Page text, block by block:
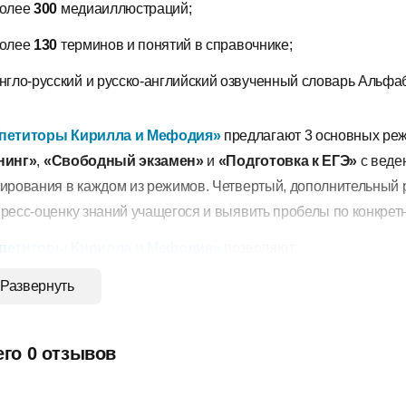
300 медиаиллюстраций;
130 терминов и понятий в справочнике;
русский и русско-английский озвученный словарь
Кирилла и Мефодия»предлагают 3 основных
, «Свободный экзамен»и «Подготовка к ЕГЭ» с
в каждом из режимов. Четвертый,
оценку знаний учащегося и выявить пробелы по
Кирилла и Мефодия»
к уроку, контрольному занятию, экзамену, ЕГЭ
работать с учебным материалом,
Развернуть
0 отзывов